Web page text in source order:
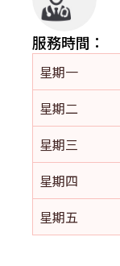
服務時間：
星期一
星期二
星期三
星期四
星期五